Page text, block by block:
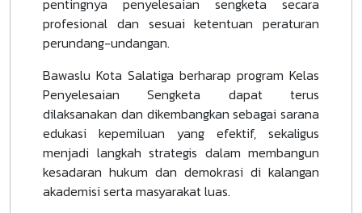
pentingnya penyelesaian sengketa secara
profesional dan sesuai ketentuan peraturan
perundang-undangan.
Bawaslu Kota Salatiga berharap program Kelas
Penyelesaian Sengketa dapat terus
dilaksanakan dan dikembangkan sebagai sarana
edukasi kepemiluan yang efektif, sekaligus
menjadi langkah strategis dalam membangun
kesadaran hukum dan demokrasi di kalangan
akademisi serta masyarakat luas.